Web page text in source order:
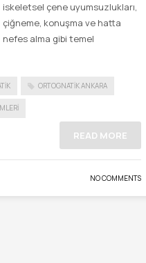
iskeletsel çene uyumsuzlukları,
çiğneme, konuşma ve hatta
nefes alma gibi temel
ORTOGNATIK ANKARA
READ MORE
NO COMMENTS